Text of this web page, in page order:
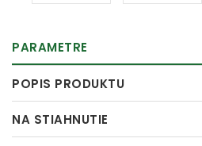
PARAMETRE
POPIS PRODUKTU
NA STIAHNUTIE